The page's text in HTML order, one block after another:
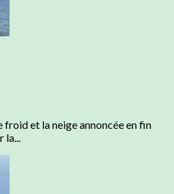
et la neige annoncée en fin
la...